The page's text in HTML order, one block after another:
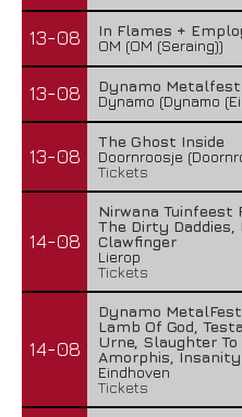
13-08
In Flames +
OM (OM (Seraing))
13-08
Dynamo
Dynamo (Dynamo
13-08
The Ghost Inside
Doornroosje
Tickets
14-08
Nirwana Tuinfeest
The Dirty Daddies,
Clawfinger
Lierop
Tickets
14-08
Dynamo
Lamb Of God,
Urne, Slaughter To
Amorphis,
Eindhoven
Tickets